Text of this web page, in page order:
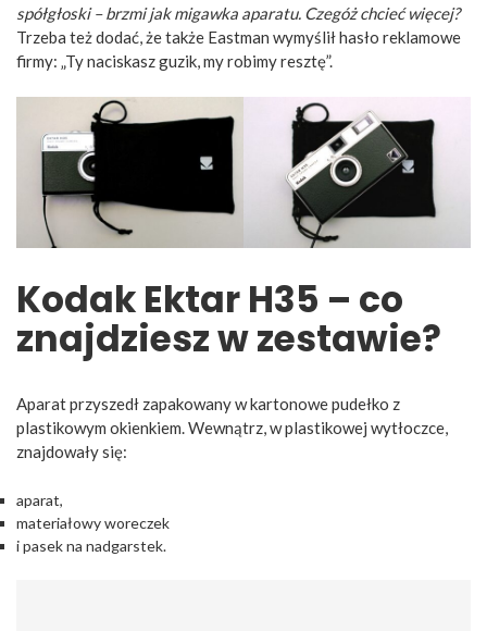
spółgłoski – brzmi jak migawka aparatu. Czegóż chcieć więcej?
Trzeba też dodać, że także Eastman wymyślił hasło reklamowe
firmy: „Ty naciskasz guzik, my robimy resztę”.
Kodak Ektar H35 – co
znajdziesz w zestawie?
Aparat przyszedł zapakowany w kartonowe pudełko z
plastikowym okienkiem. Wewnątrz, w plastikowej wytłoczce,
znajdowały się:
aparat,
materiałowy woreczek
i pasek na nadgarstek.